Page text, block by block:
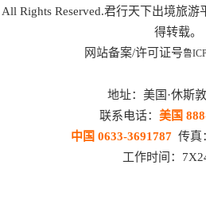
All Rights Reserved.君行天下出境旅
得转载。
网站备案/许可证号鲁
地址：美国·休斯
联系电话： 美国
中国 0633-3691787 传真
工作时间：